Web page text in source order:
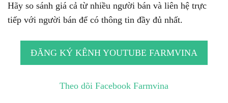
Hãy so sánh giá cả từ nhiều người bán và liên hệ trực
tiếp với người bán để có thông tin đầy đủ nhất.
ĐĂNG KÝ KÊNH YOUTUBE FARMVINA
Theo dõi Facebook Farmvina